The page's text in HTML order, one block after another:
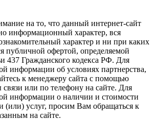
на то, что данный интернет-сайт
информационный характер, вся
характер и ни при каких
публичной офертой, определяемой
437 Гражданского кодекса РФ. Для
информации об условиях партнерства,
к менеджеру сайта с помощью
или по телефону на сайте. Для
информации о наличии и стоимости
(или) услуг, просим Вам обращаться к
на сайте.